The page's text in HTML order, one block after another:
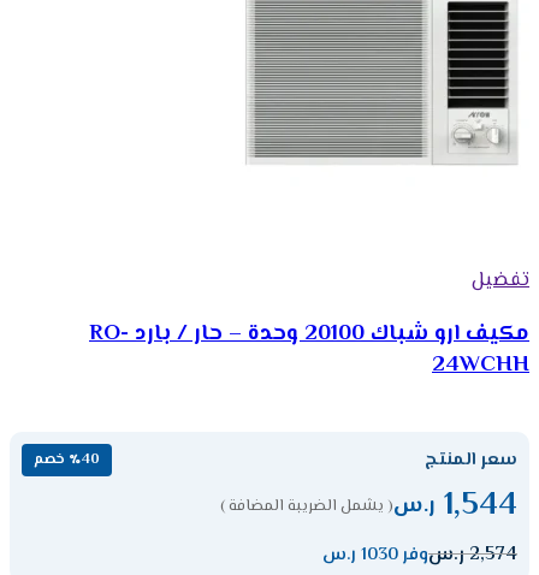
تفضيل
مكيف ارو شباك 20100 وحدة – حار / بارد RO-
24WCHH
سعر المنتج ٪40 خصم
1,544 ر.س( يشمل الضريبة المضافة )
2,574ر.سوفر 1030 ر.س